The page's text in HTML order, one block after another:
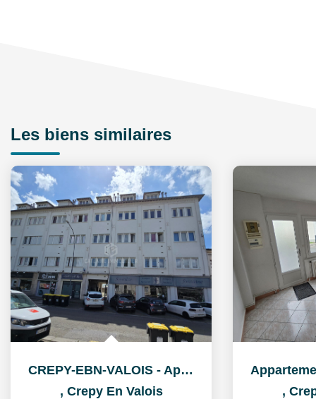
Les biens similaires
CREPY-EBN-VALOIS - Appartement 2 pièce(s) 38.28 m2
, Crepy En Valois ,